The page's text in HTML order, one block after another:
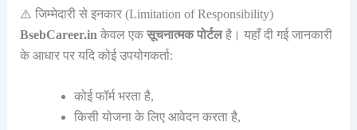
⚠️ जिम्मेदारी से इनकार (Limitation of Responsibility)
BsebCareer.in केवल एक सूचनात्मक पोर्टलहै। यहाँ दी गई जानकारी
के आधार पर यदि कोई उपयोगकर्ता:
कोई फॉर्म भरता है,
किसी योजना के लिए आवेदन करता है,